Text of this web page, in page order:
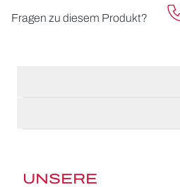
Fragen zu diesem Produkt?
UNSERE